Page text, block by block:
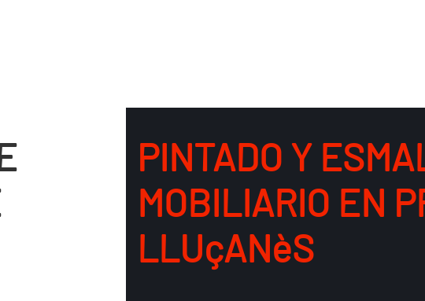
PINTADO Y
MOBILIARIO EN
LLUçANèS